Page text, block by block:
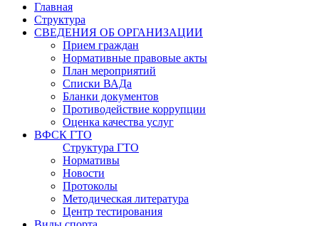
Главная
Структура
СВЕДЕНИЯ ОБ ОРГАНИЗАЦИИ
Прием граждан
Нормативные правовые акты
План мероприятий
Списки ВАДа
Бланки документов
Противодействие коррупции
Оценка качества услуг
ВФСК ГТО
Структура ГТО
Нормативы
Новости
Протоколы
Методическая литература
Центр тестирования